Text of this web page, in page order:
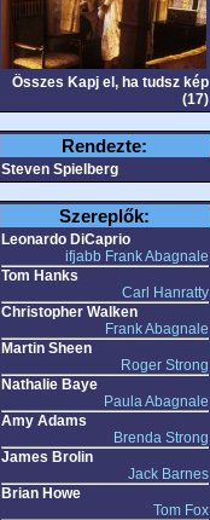
Összes Kapj el, ha tudsz kép
(17)
Rendezte:
Steven Spielberg
Szereplők:
Leonardo DiCaprio
ifjabb Frank Abagnale
Tom Hanks
Carl Hanratty
Christopher Walken
Frank Abagnale
Martin Sheen
Roger Strong
Nathalie Baye
Paula Abagnale
Amy Adams
Brenda Strong
James Brolin
Jack Barnes
Brian Howe
Tom Fox